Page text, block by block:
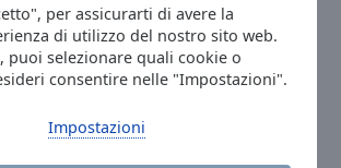
per assicurarti di avere la
di utilizzo del nostro sito web.
puoi selezionare quali cookie o
consentire nelle "Impostazioni".
Impostazioni
Rosa Arno 11.09.2018
nel tempo dei ricordi con la sua